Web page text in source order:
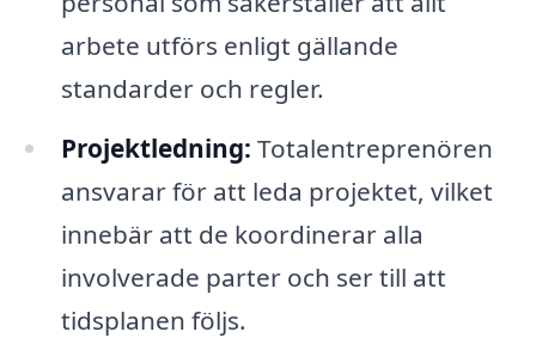
arbete utförs enligt gällande
standarder och regler.
Projektledning: Totalentreprenören
ansvarar för att leda projektet, vilket
innebär att de koordinerar alla
involverade parter och ser till att
tidsplanen följs.